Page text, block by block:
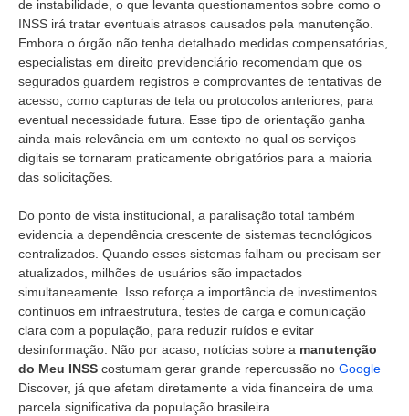
de instabilidade, o que levanta questionamentos sobre como o
INSS irá tratar eventuais atrasos causados pela manutenção.
Embora o órgão não tenha detalhado medidas compensatórias,
especialistas em direito previdenciário recomendam que os
segurados guardem registros e comprovantes de tentativas de
acesso, como capturas de tela ou protocolos anteriores, para
eventual necessidade futura. Esse tipo de orientação ganha
ainda mais relevância em um contexto no qual os serviços
digitais se tornaram praticamente obrigatórios para a maioria
das solicitações.
Do ponto de vista institucional, a paralisação total também
evidencia a dependência crescente de sistemas tecnológicos
centralizados. Quando esses sistemas falham ou precisam ser
atualizados, milhões de usuários são impactados
simultaneamente. Isso reforça a importância de investimentos
contínuos em infraestrutura, testes de carga e comunicação
clara com a população, para reduzir ruídos e evitar
desinformação. Não por acaso, notícias sobre a manutenção
do Meu INSS costumam gerar grande repercussão no Google
Discover, já que afetam diretamente a vida financeira de uma
parcela significativa da população brasileira.